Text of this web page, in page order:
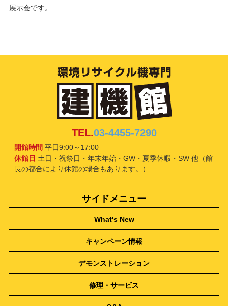
展示会です。
TEL.03-4455-7290
開館時間 平日9:00～17:00
休館日 土日・祝祭日・年末年始・GW・夏季休暇・SW 他（館
長の都合により休館の場合もあります。）
サイドメニュー
What's New
キャンペーン情報
デモンストレーション
修理・サービス